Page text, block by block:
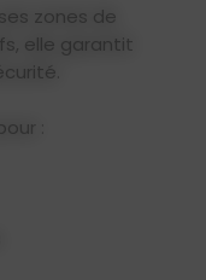
zones de
elle garantit
: